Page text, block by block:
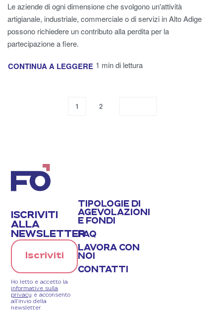
Le aziende di ogni dimensione che svolgono un'attività
artigianale, industriale, commerciale o di servizi in Alto Adige
possono richiedere un contributo alla perdita per la
partecipazione a fiere.
CONTINUA A LEGGERE 1 min di lettura
1 2
TIPOLOGIE DI
AGEVOLAZIONI
E FONDI
FAQ
LAVORA CON
NOI
CONTATTI
ISCRIVITI
ALLA
NEWSLETTER
Iscriviti
Ho letto e accetto la
informative sulla
privacy e acconsento
all’invio della
newsletter.